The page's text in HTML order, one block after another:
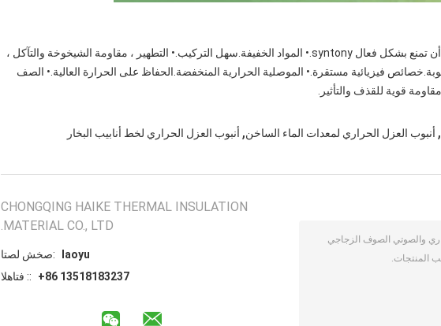
, أنبوب العزل الحراري لمعدات الماء الساخن, أنبوب العزل الحراري لخط أنابيب البخار
CHONGQING HAIKE THERMAL INSULATION
MATERIAL CO., LTD.
اتصل شخص:
laoyu
الهاتف ::
+86 13518183237